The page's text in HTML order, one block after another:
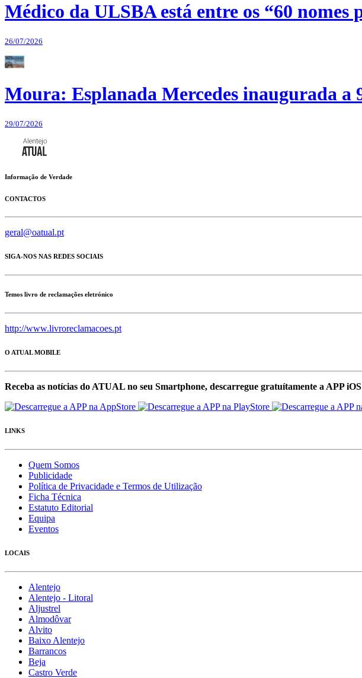
Médico da ULSBA está entre os “60
26/07/2026
Moura: Esplanada Mercedes inaugurada a
29/07/2026
Informação de Verdade
CONTACTOS
geral@oatual.pt
SIGA-NOS NAS REDES SOCIAIS
Temos livro de reclamações eletrónico
http://www.livroreclamacoes.pt
O ATUAL MOBILE
Receba as notícias do ATUAL no seu Smartphone, descarregue gratuítamente a APP
LINKS
Quem Somos
Publicidade
Política de Privacidade e Termos de Utilização
Ficha Técnica
Estatuto Editorial
Equipa
Eventos
LOCAIS
Alentejo
Alentejo - Litoral
Aljustrel
Almodôvar
Alvito
Baixo Alentejo
Barrancos
Beja
Castro Verde